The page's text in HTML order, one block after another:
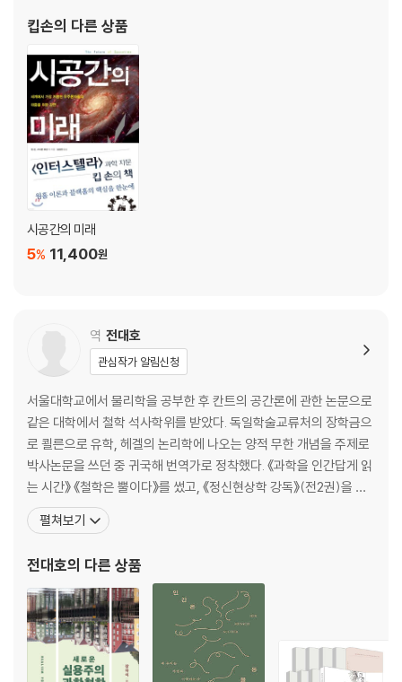
IV 웜홀
14 웜홀
15 「인터스텔라」에 나오는 웜홀의 모습
16 웜홀 발견 : 중력파
V 가르강튀아 주변 탐사
17 밀러 행성
18 가르강튀아의 진동
20 인듀어런스 호
21 4차원과 5차원
22 벌크에서 사는 존재들
23 중력을 국한하기
24 중력이상
25 브랜드 교수의 방정식
26 특이점과 양자중력
28 가르강튀아 속으로
29 테서랙트
30 과거로 메시지를 전하기
31 인류의 지구 탈출
더 찾아보아야 할 자료들
영화 〈인터스텔라〉의 과학자문위원 겸 총괄제작자로
킵손의 다른 상품
시공간의 미래
11,400원
5%
역 전대호
관심작가 알림신청
서울대학교에서 물리학을 공부한 후 칸트의 공간론에 관한 논문으로
같은 대학에서 철학 석사학위를 받았다. 독일학술교류처의 장학금으
로 쾰른으로 유학, 헤겔의 논리학에 나오는 양적 무한 개념을 주제로
박사논문을 쓰던 중 귀국해 번역가로 정착했다. 《과학을 인간답게 읽
는 시간》 《철학은 뿔이다》를 썼고, 《정신현상학 강독》(전2권)을 옮
기고 썼으며, 《가끔 중세를 꿈꾼다》 《성찰》을 비롯해 몇 권의 시집을
냈다. 《물은 H2O인가?》 《신에 관하여》 《관조하는 삶》 《허구의 철
믹스》 《헤겔》(공역) 《초월적 관념론 체계
펼쳐보기
전대호의 다른 상품